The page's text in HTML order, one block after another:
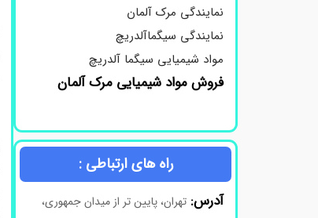
نمایندگی مرک آلمان
نمایندگی سیگماآلدریچ
مواد شیمیایی سیگما آلدریچ
فروش مواد شیمیایی مرک آلمان
راه های ارتباطی :
آدرس: تهران، پایین تر از میدان جمهوری،